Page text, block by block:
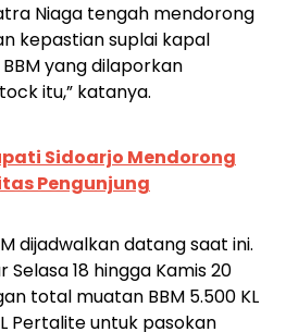
Niaga tengah mendorong
kepastian suplai kapal
yang dilaporkan
itu,” katanya.
Sidoarjo Mendorong
Pengunjung
dijadwalkan datang saat ini.
18 hingga Kamis 20
total muatan BBM 5.500 KL
Pertalite untuk pasokan